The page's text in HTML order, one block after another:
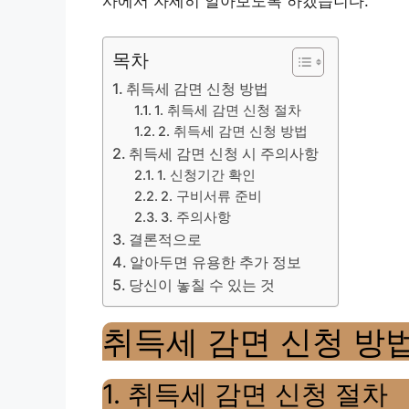
목차
취득세 감면 신청 방법
1. 취득세 감면 신청 절차
2. 취득세 감면 신청 방법
취득세 감면 신청 시 주의사항
1. 신청기간 확인
2. 구비서류 준비
3. 주의사항
결론적으로
알아두면 유용한 추가 정보
당신이 놓칠 수 있는 것
취득세 감면 신청 방
1. 취득세 감면 신청 절차